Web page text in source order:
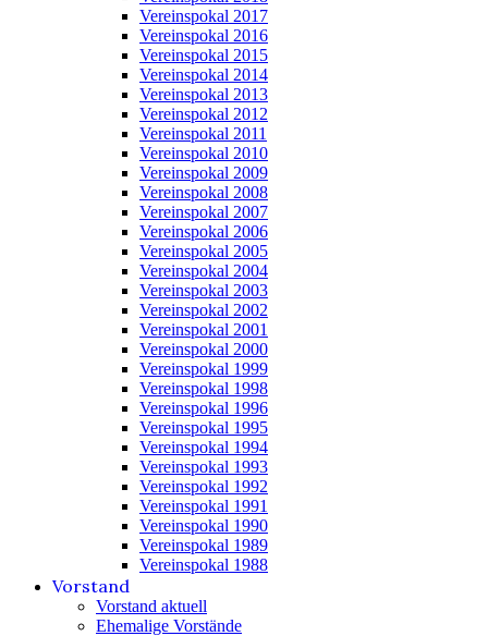
Vereinspokal 2017
Vereinspokal 2016
Vereinspokal 2015
Vereinspokal 2014
Vereinspokal 2013
Vereinspokal 2012
Vereinspokal 2011
Vereinspokal 2010
Vereinspokal 2009
Vereinspokal 2008
Vereinspokal 2007
Vereinspokal 2006
Vereinspokal 2005
Vereinspokal 2004
Vereinspokal 2003
Vereinspokal 2002
Vereinspokal 2001
Vereinspokal 2000
Vereinspokal 1999
Vereinspokal 1998
Vereinspokal 1996
Vereinspokal 1995
Vereinspokal 1994
Vereinspokal 1993
Vereinspokal 1992
Vereinspokal 1991
Vereinspokal 1990
Vereinspokal 1989
Vereinspokal 1988
Vorstand
Vorstand aktuell
Ehemalige Vorstände